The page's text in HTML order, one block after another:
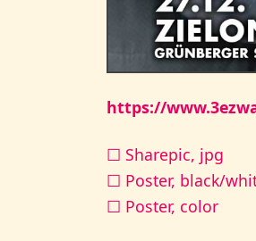
https://
☐ Sharepic, jpg
☐ Poster, black/
☐ Poster, color